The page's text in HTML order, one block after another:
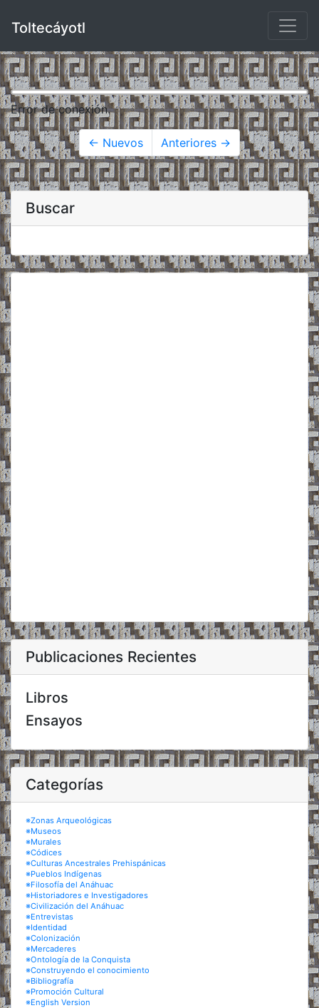
Toltecáyotl
Error de conexión.
← Nuevos Anteriores →
Buscar
Publicaciones Recientes
Libros
Ensayos
Categorías
※Zonas Arqueológicas
※Museos
※Murales
※Códices
※Culturas Ancestrales Prehispánicas
※Pueblos Indígenas
※Filosofía del Anáhuac
※Historiadores e Investigadores
※Civilización del Anáhuac
※Entrevistas
※Identidad
※Colonización
※Mercaderes
※Ontología de la Conquista
※Construyendo el conocimiento
※Bibliografía
※Promoción Cultural
※English Version